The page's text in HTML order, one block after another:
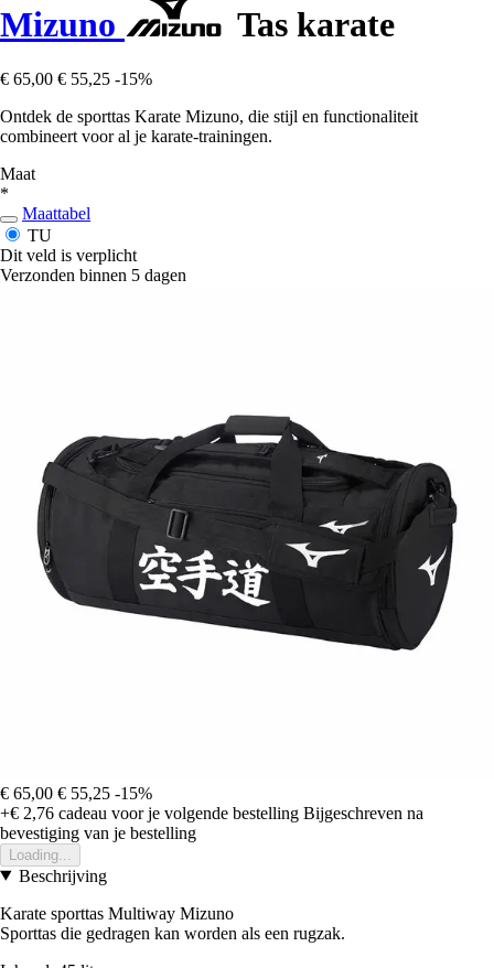
Mizuno Tas karate
€ 65,00 € 55,25 -15%
Ontdek de sporttas Karate Mizuno, die stijl en functionaliteit
combineert voor al je karate-trainingen.
Maat
*
Maattabel
TU
Dit veld is verplicht
Verzonden binnen 5 dagen
€ 65,00 € 55,25 -15%
+€ 2,76 cadeau voor je volgende bestelling Bijgeschreven na
bevestiging van je bestelling
Loading...
Beschrijving
Karate sporttas Multiway Mizuno
Sporttas die gedragen kan worden als een rugzak.